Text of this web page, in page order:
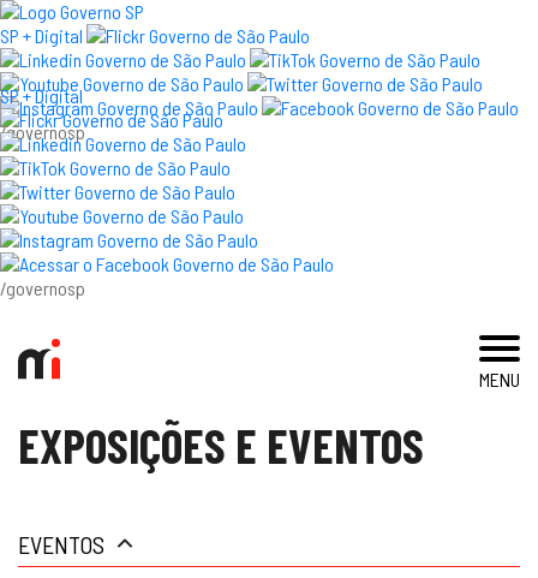
SP + Digital
/governosp
SP + Digital
/governosp
MENU
×
visite
exposições e eventos
acervo e pesquisa
museu
gestão
EXPOSIÇÕES E EVENTOS
EVENTOS